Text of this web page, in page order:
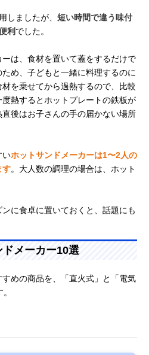
しましたが、 短い時間で違う味付
利 でした。
は、食材を置いて蓋をするだけで
め、子どもと一緒に料理するのに
を乗せてから過熱するので、比較
熱するとホットプレートの鉄板が
後はお子さんの手の届かない場所
いホットサンドメーカーは1〜2人の
す。大人数の調理の場合は、ホット
に食卓に置いておくと、話題にも
メーカー10選
めの商品を、「直火式」と「電気